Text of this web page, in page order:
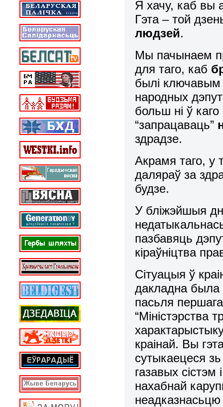
Я хачу, каб вы
Гэта – той
людзей.
Мы пачынаем
для таго, каб
былі ключавым
народных
больш ні ў каго
“запрацаваць”
здрадзе.
Акрамя таго, у
даляраў за
будзе.
У бліжэйшыя
пазбавяць
кіраўніцтва
Сітуацыя ў
дакладна была
пасьля
“Міністэрства
краінай. Вы
сутыкаецеся
газавых
нахабнай